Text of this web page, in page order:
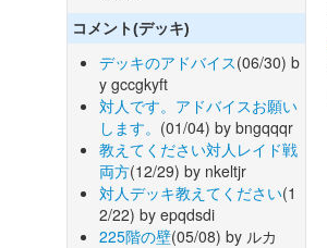
コメント(デッキ)
デッキのアドバイス(06/30) b
y gccgkyft
対人です。アドバイスお願い
します。 (01/04) by bngqqqr
教えてください対人レイド戦
両方(12/29) by nkeltjr
対人デッキ教えてください(1
2/22) by epqdsdi
225階の壁(05/08) by ルカ